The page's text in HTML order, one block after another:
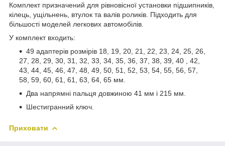
Комплект призначений для рівновісної установки підшипників,
кілець, ущільнень, втулок та валів роликів. Підходить для
більшості моделей легкових автомобілів.
У комплект входить:
49 адаптерів розмірів 18, 19, 20, 21, 22, 23, 24, 25, 26,
27, 28, 29, 30, 31, 32, 33, 34, 35, 36, 37, 38, 39, 40 , 42,
43, 44, 45, 46, 47, 48, 49, 50, 51, 52, 53, 54, 55, 56, 57,
58, 59, 60, 61, 61, 63, 64, 65 мм.
Два напрямні пальця довжиною 41 мм і 215 мм.
Шестигранний ключ.
Приховати